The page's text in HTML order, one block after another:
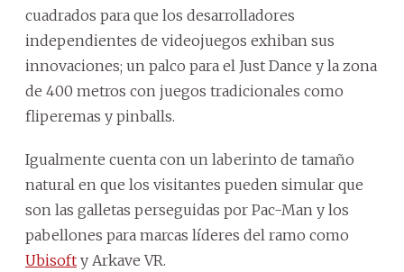
cuadrados para que los desarrolladores
independientes de videojuegos exhiban sus
innovaciones; un palco para el Just Dance y la zona
de 400 metros con juegos tradicionales como
fliperemas y pinballs.
Igualmente cuenta con un laberinto de tamaño
natural en que los visitantes pueden simular que
son las galletas perseguidas por Pac-Man y los
pabellones para marcas líderes del ramo como
Ubisoft y Arkave VR.